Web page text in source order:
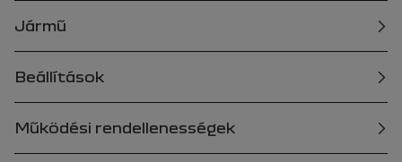
Jármű
Beállítások
Működési rendellenességek